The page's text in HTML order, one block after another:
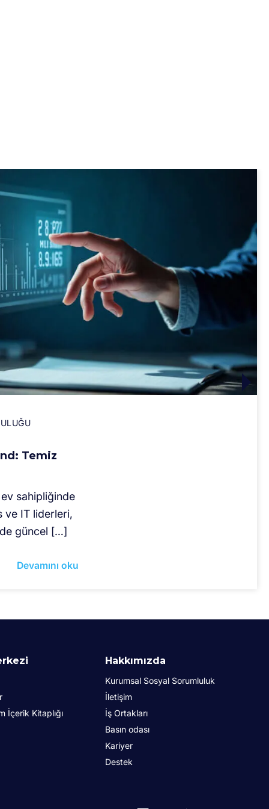
Temiz
sahipliğinde
ve IT liderleri,
güncel […]
Devamını oku
İçerik Kitaplığı
Hakkımızda
Kurumsal Sosyal Sorumluluk
İletişim
İş Ortakları
Basın odası
Kariyer
Destek